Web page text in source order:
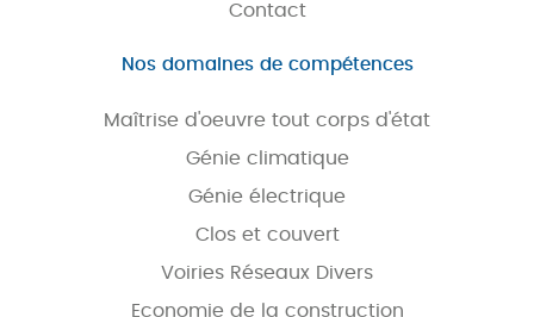
Contact
Nos domaines de compétences
Maîtrise d'oeuvre tout corps d'état
Génie climatique
Génie électrique
Clos et couvert
Voiries Réseaux Divers
Economie de la construction